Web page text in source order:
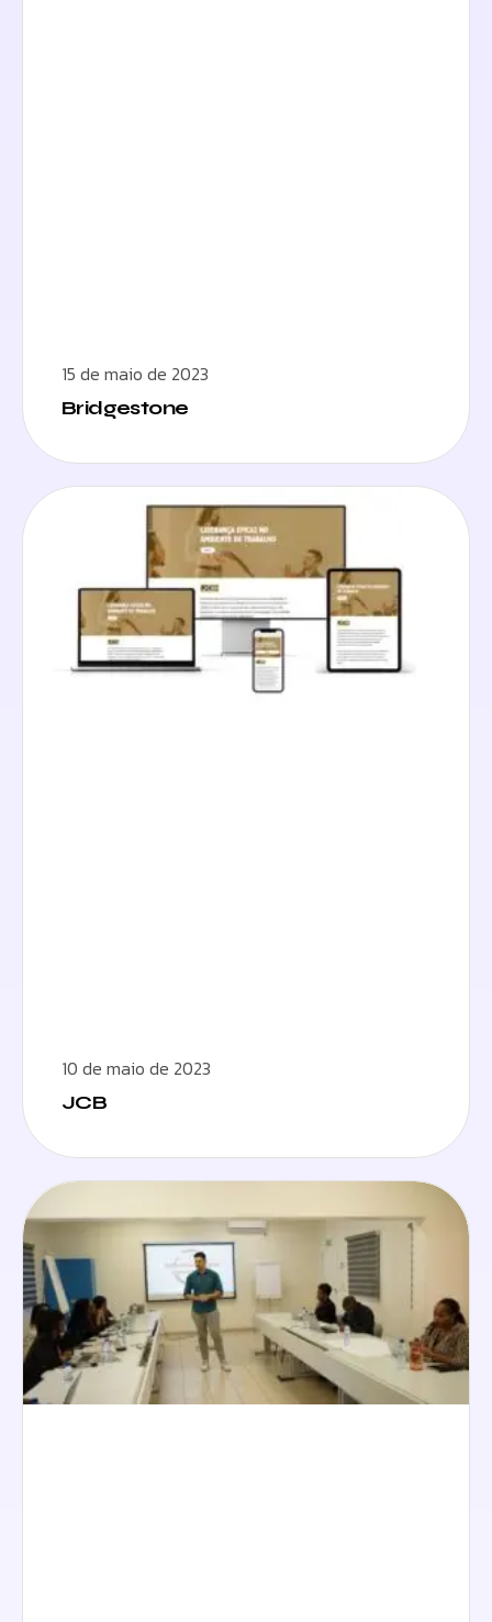
15 de maio de 2023
Bridgestone
10 de maio de 2023
JCB